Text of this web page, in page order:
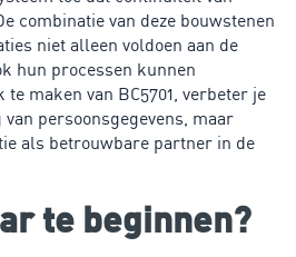
combinatie van deze bouwstenen
niet alleen voldoen aan de
hun processen kunnen
maken van BC5701, verbeter je
persoonsgegevens, maar
als betrouwbare partner in de
te beginnen?